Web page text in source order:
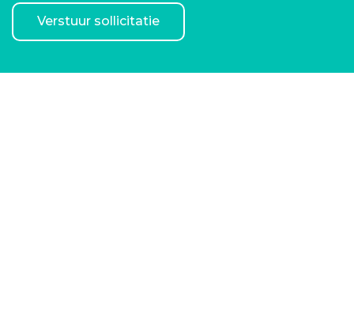
Verstuur sollicitatie